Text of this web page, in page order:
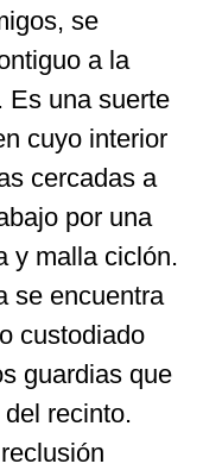
se
a la
Es una suerte
cuyo interior
cercadas a
por una
y malla ciclón.
se encuentra
custodiado
guardias que
recinto.